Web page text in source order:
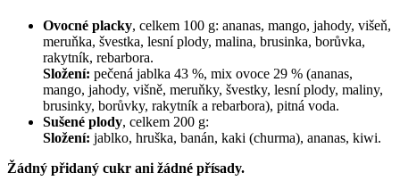
Ovocné placky, celkem 100 g: ananas, mango, jahody, višeň,
meruňka, švestka, lesní plody, malina, brusinka, borůvka,
rakytník, rebarbora.
Složení: pečená jablka 43 %, mix ovoce 29 % (ananas,
mango, jahody, višně, meruňky, švestky, lesní plody, maliny,
brusinky, borůvky, rakytník a rebarbora), pitná voda.
Sušené plody, celkem 200 g:
Složení: jablko, hruška, banán, kaki (churma), ananas, kiwi.
Žádný přidaný cukr ani žádné přísady.